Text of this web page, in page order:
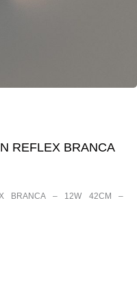
REFLEX BRANCA
BRANCA – 12W 42CM –